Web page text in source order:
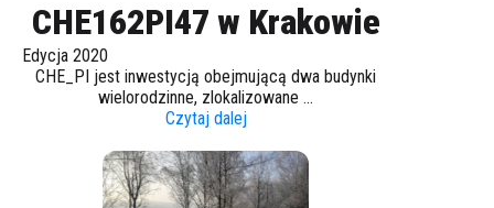
CHE162PI47 w Krakowie
Edycja 2020
CHE_PI jest inwestycją obejmującą dwa budynki
wielorodzinne, zlokalizowane ...
Czytaj dalej